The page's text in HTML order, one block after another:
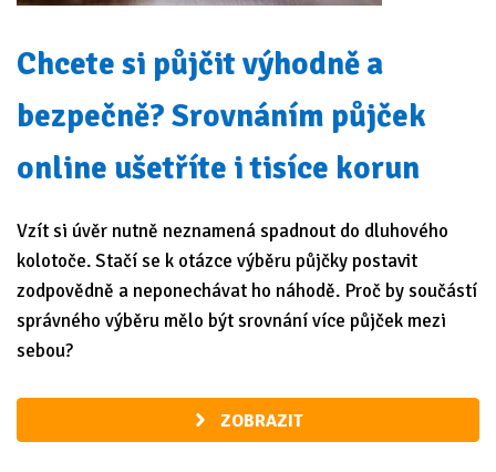
Chcete si půjčit výhodně a
bezpečně? Srovnáním půjček
online ušetříte i tisíce korun
Vzít si úvěr nutně neznamená spadnout do dluhového
kolotoče. Stačí se k otázce výběru půjčky postavit
zodpovědně a neponechávat ho náhodě. Proč by součástí
správného výběru mělo být srovnání více půjček mezi
sebou?
ZOBRAZIT